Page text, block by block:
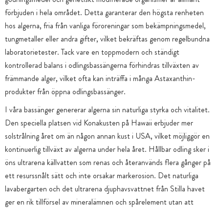
förbjuden i hela området. Detta garanterar den högsta renheten
hos algerna, fria från vanliga föroreningar som bekämpningsmedel,
tungmetaller eller andra gifter, vilket bekräftas genom regelbundna
laboratorietester. Tack vare en toppmodern och ständigt
kontrollerad balans i odlingsbassängerna förhindras tillväxten av
främmande alger, vilket ofta kan inträffa i många Astaxanthin-
produkter från öppna odlingsbassänger.
I våra bassänger genererar algerna sin naturliga styrka och vitalitet.
Den speciella platsen vid Konakusten på Hawaii erbjuder mer
solstrålning året om än någon annan kust i USA, vilket möjliggör en
kontinuerlig tillväxt av algerna under hela året. Hållbar odling sker i
öns ultrarena källvatten som renas och återanvänds flera gånger på
ett resurssnålt sätt och inte orsakar markerosion. Det naturliga
lavabergarten och det ultrarena djuphavsvattnet från Stilla havet
ger en rik tillförsel av mineralämnen och spårelement utan att